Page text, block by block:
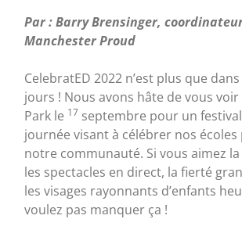
Par : Barry Brensinger,
Manchester Proud
CelebratED 2022 n’est plus que
jours ! Nous avons hâte de vous voir
Park le 17 septembre pour un festival
journée visant à célébrer nos
notre communauté. Si vous aimez
les spectacles en direct, la fierté
les visages rayonnants d’enfants
voulez pas manquer ça !